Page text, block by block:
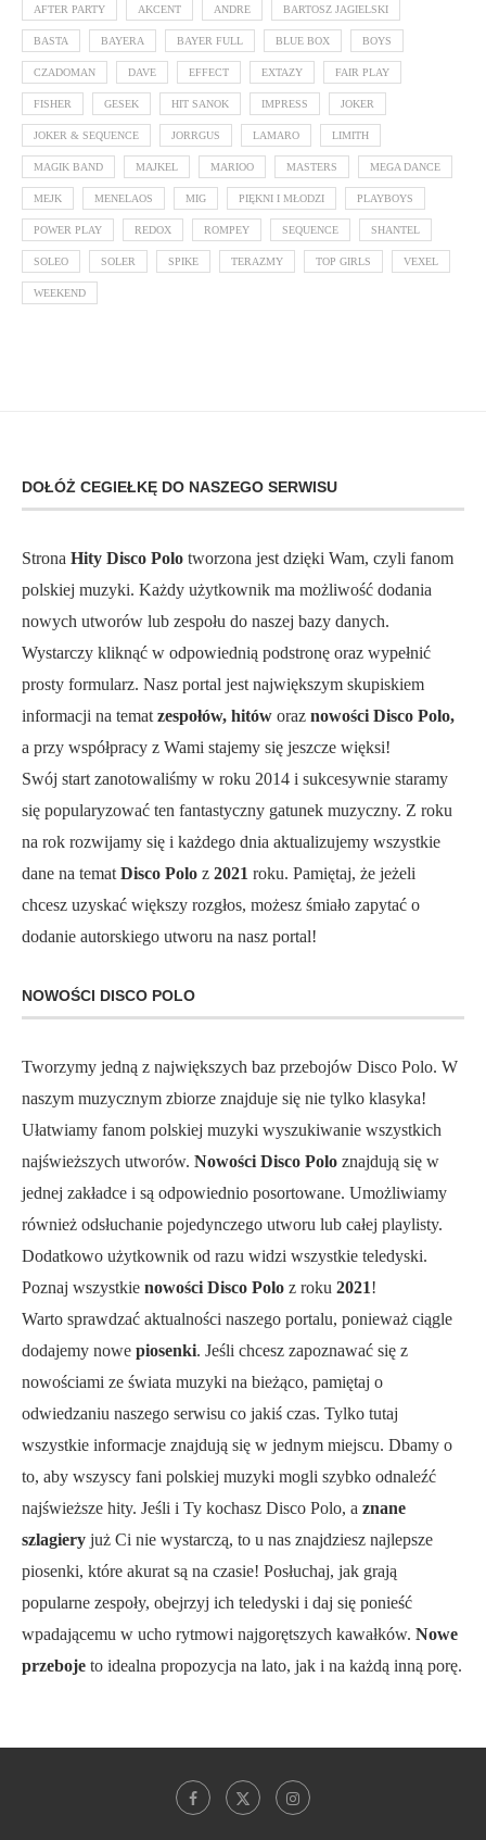
AFTER PARTY AKCENT ANDRE BARTOSZ JAGIELSKI
BASTA BAYERA BAYER FULL BLUE BOX BOYS
CZADOMAN DAVE EFFECT EXTAZY FAIR PLAY
FISHER GESEK HIT SANOK IMPRESS JOKER
JOKER & SEQUENCE JORRGUS LAMARO LIMITH
MAGIK BAND MAJKEL MARIOO MASTERS MEGA DANCE
MEJK MENELAOS MIG PIĘKNI I MŁODZI PLAYBOYS
POWER PLAY REDOX ROMPEY SEQUENCE SHANTEL
SOLEO SOLER SPIKE TERAZMY TOP GIRLS VEXEL
WEEKEND
DOŁÓŻ CEGIEŁKĘ DO NASZEGO SERWISU
Strona Hity Disco Polo tworzona jest dzięki Wam, czyli fanom
polskiej muzyki. Każdy użytkownik ma możliwość dodania
nowych utworów lub zespołu do naszej bazy danych.
Wystarczy kliknąć w odpowiednią podstronę oraz wypełnić
prosty formularz. Nasz portal jest największym skupiskiem
informacji na temat zespołów, hitów oraz nowości Disco Polo,
a przy współpracy z Wami stajemy się jeszcze więksi!
Swój start zanotowaliśmy w roku 2014 i sukcesywnie staramy
się popularyzować ten fantastyczny gatunek muzyczny. Z roku
na rok rozwijamy się i każdego dnia aktualizujemy wszystkie
dane na temat Disco Polo z 2021 roku. Pamiętaj, że jeżeli
chcesz uzyskać większy rozgłos, możesz śmiało zapytać o
dodanie autorskiego utworu na nasz portal!
NOWOŚCI DISCO POLO
Tworzymy jedną z największych baz przebojów Disco Polo. W
naszym muzycznym zbiorze znajduje się nie tylko klasyka!
Ułatwiamy fanom polskiej muzyki wyszukiwanie wszystkich
najświeższych utworów. Nowości Disco Polo znajdują się w
jednej zakładce i są odpowiednio posortowane. Umożliwiamy
również odsłuchanie pojedynczego utworu lub całej playlisty.
Dodatkowo użytkownik od razu widzi wszystkie teledyski.
Poznaj wszystkie nowości Disco Polo z roku 2021!
Warto sprawdzać aktualności naszego portalu, ponieważ ciągle
dodajemy nowe piosenki. Jeśli chcesz zapoznawać się z
nowościami ze świata muzyki na bieżąco, pamiętaj o
odwiedzaniu naszego serwisu co jakiś czas. Tylko tutaj
wszystkie informacje znajdują się w jednym miejscu. Dbamy o
to, aby wszyscy fani polskiej muzyki mogli szybko odnaleźć
najświeższe hity. Jeśli i Ty kochasz Disco Polo, a znane
szlagiery już Ci nie wystarczą, to u nas znajdziesz najlepsze
piosenki, które akurat są na czasie! Posłuchaj, jak grają
popularne zespoły, obejrzyj ich teledyski i daj się ponieść
wpadającemu w ucho rytmowi najgorętszych kawałków. Nowe
przeboje to idealna propozycja na lato, jak i na każdą inną porę.